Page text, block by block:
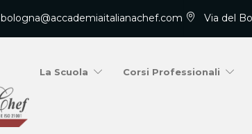
bologna@accademiaitalianachef.com Via del
La Scuola Corsi Professionali